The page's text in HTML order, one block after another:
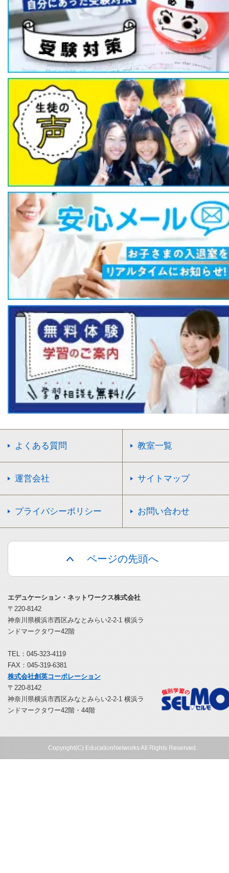
よくある質問 教室一覧
運営会社 サイトマップ
プライバシーポリシー お問い合わせ
ページの先頭へ
エデュケーション・ネットワークス株式会社
〒220-8142
神奈川県横浜市西区みなとみらい2-2-1 横浜ラ
ンドマークタワー42階
TEL：045-323-4119
FAX：045-319-6381
株式会社創英コーポレーション
〒220-8142
神奈川県横浜市西区みなとみらい2-2-1 横浜ラ
ンドマークタワー42階・44階
Copyright(C) EducationNetworks All Rights Reserved.